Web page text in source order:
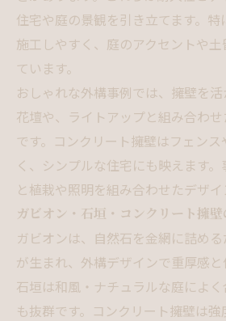
住宅や庭の景観を引き立てます。特
施工しやすく、庭のアクセントや
ています。
おしゃれな外構事例では、擁壁を
花壇や、ライトアップと組み合わ
です。コンクリート擁壁はフェン
く、シンプルな住宅にも映えます
と植栽や照明を組み合わせたデザイ
ガビオン・石垣・コンクリート擁
ガビオンは、自然石を金網に詰め
が生まれ、外構デザインで重厚感と
石垣は和風・ナチュラルな庭によ
も抜群です。コンクリート擁壁は